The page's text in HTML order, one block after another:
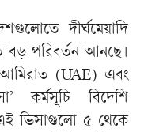
দীর্ঘমেয়াদি
বড় পরিবর্তন আনছে।
(UAE) এবং
কর্মসূচি বিদেশি
ভিসাগুলো ৫ থেকে